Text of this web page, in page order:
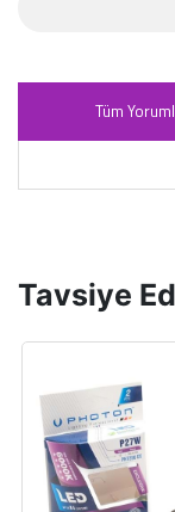
Tüm
Tavsiye